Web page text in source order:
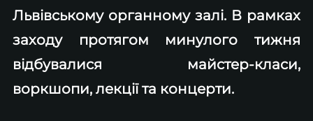
Львівському органному залі. В рамках
заходу протягом минулого тижня
відбувалися майстер-класи,
воркшопи, лекції та концерти.